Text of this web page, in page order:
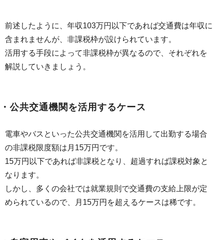
前述したように、年収103万円以下であれば交通費は年収に
含まれませんが、非課税枠が設けられています。
活用する手段によって非課税枠が異なるので、それぞれを
解説していきましょう。
・公共交通機関を活用するケース
電車やバスといった公共交通機関を活用して出勤する場合
の非課税限度額は月15万円です。
15万円以下であれば非課税となり、超過すれば課税対象と
なります。
しかし、多くの会社では就業規則で交通費の支給上限が定
められているので、月15万円を超えるケースは稀です。